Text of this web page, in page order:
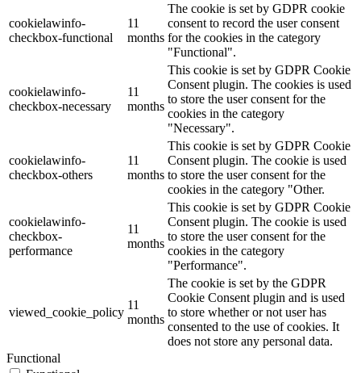
cookielawinfo-
checkbox-functional
11
months
The cookie is set by GDPR cookie
consent to record the user consent
for the cookies in the category
"Functional".
cookielawinfo-
checkbox-necessary
11
months
This cookie is set by GDPR Cookie
Consent plugin. The cookies is used
to store the user consent for the
cookies in the category
"Necessary".
cookielawinfo-
checkbox-others
11
months
This cookie is set by GDPR Cookie
Consent plugin. The cookie is used
to store the user consent for the
cookies in the category "Other.
cookielawinfo-
checkbox-
performance
11
months
This cookie is set by GDPR Cookie
Consent plugin. The cookie is used
to store the user consent for the
cookies in the category
"Performance".
viewed_cookie_policy
11
months
The cookie is set by the GDPR
Cookie Consent plugin and is used
to store whether or not user has
consented to the use of cookies. It
does not store any personal data.
Functional